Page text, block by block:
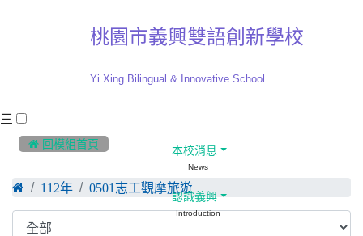
:::
 回模組首頁
112年 0501志工觀摩旅遊
桃園市義興雙語創新學校
Yi Xing Bilingual & Innovative School
三
本校消息
News
認識義興
Introduction